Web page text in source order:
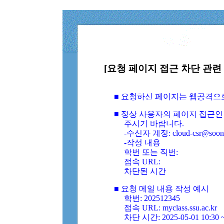
[요청 페이지 접근 차단 관
■ 요청하신 페이지는 웹공격
■ 정상 사용자의 페이지 접근
주시기 바랍니다.
-수신자 계정: cloud-
-작성 내용
학번 또는 직번:
접속 URL:
차단된 시간
■ 요청 메일 내용 작성 예시
학번: 202512345
접속 URL: myclass.ssu.ac.kr
차단 시간: 2025-05-01 10:30